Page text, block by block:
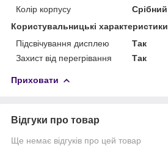
Колір корпусу
Срібний
Користувальницькі характеристики
Підсвічування дисплею
Так
Захист від перегрівання
Так
Приховати
Відгуки про товар
Ще немає відгуків про цей товар